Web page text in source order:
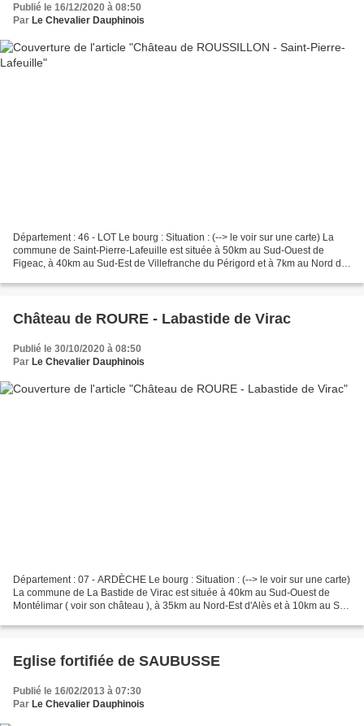
Publié le 16/12/2020 à 08:50
Par Le Chevalier Dauphinois
Département : 46 - LOT Le bourg : Situation : (--> le voir sur une carte) La
commune de Saint-Pierre-Lafeuille est située à 50km au Sud-Ouest de
Figeac, à 40km au Sud-Est de Villefranche du Périgord et à 7km au Nord de
Château de ROURE - Labastide de Virac
Publié le 30/10/2020 à 08:50
Par Le Chevalier Dauphinois
Département : 07 - ARDÈCHE Le bourg : Situation : (--> le voir sur une carte)
La commune de La Bastide de Virac est située à 40km au Sud-Ouest de
Montélimar ( voir son château ), à 35km au Nord-Est d'Alès et à 10km au Sud
Eglise fortifiée de SAUBUSSE
Publié le 16/02/2013 à 07:30
Par Le Chevalier Dauphinois